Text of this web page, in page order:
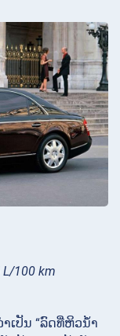
L/100 km
າ​ເປັນ “ລົດ​ທີ່​ຫິວ​ນ້ຳ​